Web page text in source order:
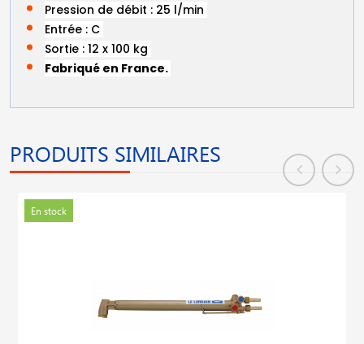
Pression de débit : 25 l/min
Entrée : C
Sortie : 12 x 100 kg
Fabriqué en France.
PRODUITS SIMILAIRES
En stock